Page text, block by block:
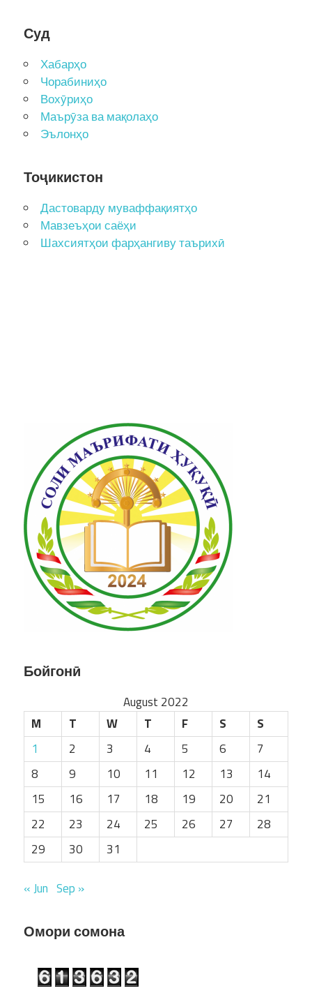
Суд
Хабарҳо
Чорабиниҳо
Вохӯриҳо
Маърӯза ва мақолаҳо
Эълонҳо
Тоҷикистон
Дастоварду муваффақиятҳо
Мавзеъҳои саёҳи
Шахсиятҳои фарҳангиву таърихӣ
Бойгонӣ
August 2022
M
T W T F S
S
1
2 3 4 5 6
7
8
9 10 11 12 13
14
15
16 17 18 19 20
21
22
23 24 25 26 27
28
29
30 31
« Jun Sep »
Омори сомона